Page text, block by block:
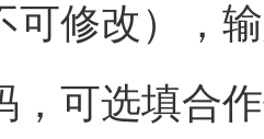
可修改），
，可选填合